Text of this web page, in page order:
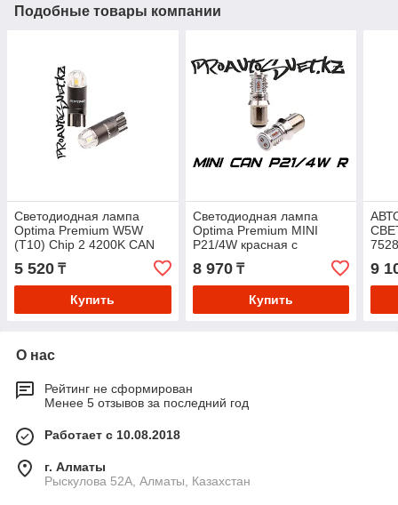
Подобные товары компании
Светодиодная лампа
Optima Premium W5W
(T10) Chip 2 4200K CAN
5 520 ₸
Купить
Светодиодная лампа
Optima Premium MINI
P21/4W красная с
обманкой
8 970₸
Купить
9
О нас
Рейтинг не сформирован
Менее 5 отзывов за последний год
Работает с 10.08.2018
г. Алматы
Рыскулова 52А, Алматы, Казахстан